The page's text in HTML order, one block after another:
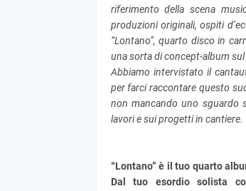
riferimento della scena
produzioni originali, ospiti
“Lontano”, quarto disco in
una sorta di concept-album
Abbiamo intervistato il
per farci raccontare questo
non mancando uno sguardo
lavori e sui progetti in cantiere.
“Lontano” è il tuo quarto
Dal tuo esordio solista